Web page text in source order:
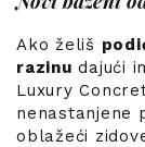
Ako želiš
razinu dajući
Luxury
nenastanjene
oblažeći